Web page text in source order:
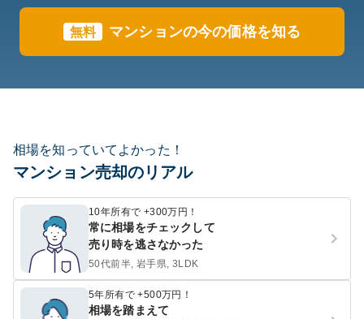
無料 マンションの今の価格を知る
相場を知っていてよかった！
マンション売却のリアル
10年所有で +300万円！
常に相場をチェックして
売り時を逃さなかった
50代前半, 岩手県, 3LDK
5年所有で +500万円！
相場を踏まえて